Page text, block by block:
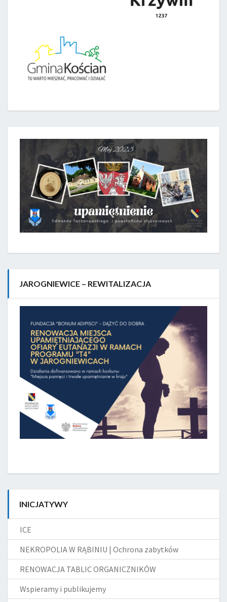
JAROGNIEWICE – REWITALIZACJA
INICJATYWY
ICE
NEKROPOLIA W RĄBINIU | Ochrona zabytków
RENOWACJA TABLIC ORGANICZNIKÓW
Wspieramy i publikujemy